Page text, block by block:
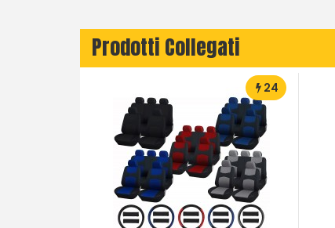
Prodotti Collegati
24